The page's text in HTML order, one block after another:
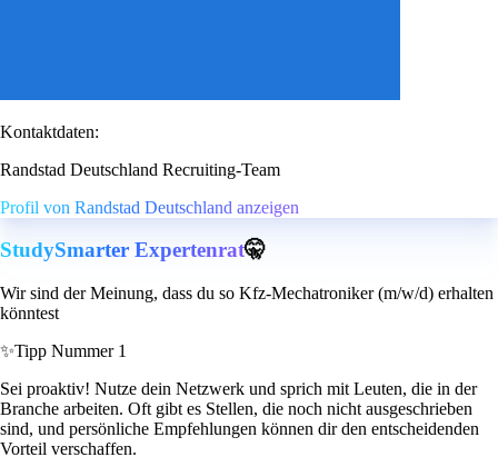
Kontaktdaten:
Randstad Deutschland Recruiting-Team
Profil von Randstad Deutschland anzeigen
StudySmarter Expertenrat🤫
Wir sind der Meinung, dass du so Kfz-Mechatroniker (m/w/d) erhalten
könntest
✨Tipp Nummer 1
Sei proaktiv! Nutze dein Netzwerk und sprich mit Leuten, die in der
Branche arbeiten. Oft gibt es Stellen, die noch nicht ausgeschrieben
sind, und persönliche Empfehlungen können dir den entscheidenden
Vorteil verschaffen.